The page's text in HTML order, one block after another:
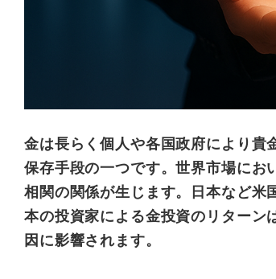
金は長らく個人や各国政府により貴
保存手段の一つです。世界市場にお
相関の関係が生じます。日本など米
本の投資家による金投資のリターン
因に影響されます。